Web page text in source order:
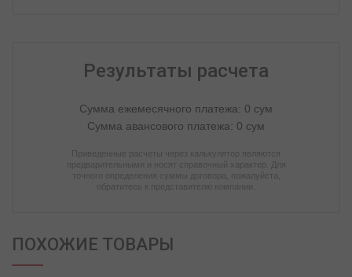
Результаты расчета
Сумма ежемесячного платежа: 0 сум
Сумма авансового платежа: 0 сум
Приведенные расчеты через калькулятор являются
предварительными и носят справочный характер. Для
точного определения суммы договора, пожалуйста,
обратитесь к представителю компании.
ПОХОЖИЕ ТОВАРЫ